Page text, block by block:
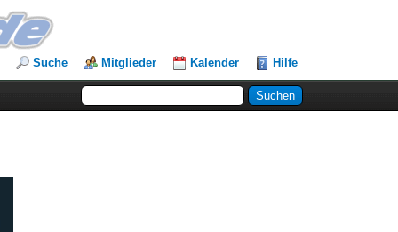
Suche Mitglieder Kalender Hilfe